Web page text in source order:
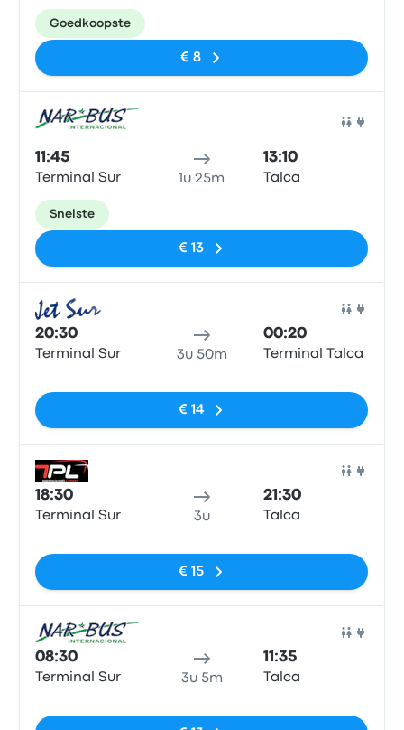
Goedkoopste
€ 8
11:45
Terminal Sur 1u 25m
13:10
Talca
Snelste
€ 13
20:30
Terminal Sur 3u 50m
00:20
Terminal Talca
€ 14
18:30
Terminal Sur 3u
21:30
Talca
€ 15
08:30
Terminal Sur 3u 5m
11:35
Talca